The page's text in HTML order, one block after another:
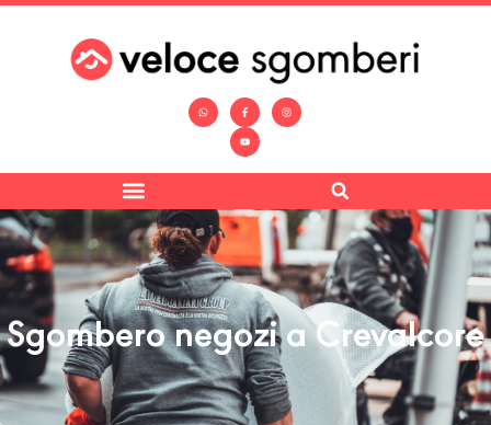
Sgombero negozi a Crevalcore